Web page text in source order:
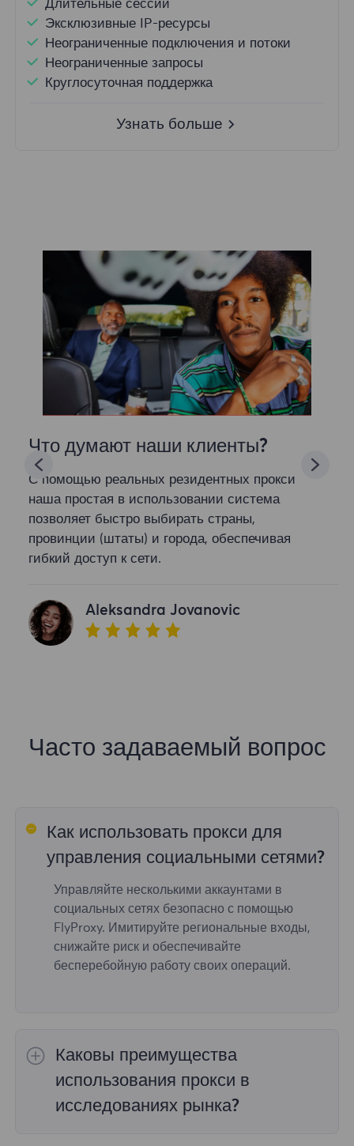
Длительные сессии
Эксклюзивные IP-ресурсы
Неограниченные подключения и потоки
Неограниченные запросы
Круглосуточная поддержка
Узнать больше
Что думают наши клиенты?
С помощью реальных резидентных прокси
наша простая в использовании система
позволяет быстро выбирать страны,
провинции (штаты) и города, обеспечивая
гибкий доступ к сети.
Aleksandra Jovanovic
Часто задаваемый вопрос
Как использовать прокси для
управления социальными сетями?
Управляйте несколькими аккаунтами в
социальных сетях безопасно с помощью
FlyProxy. Имитируйте региональные входы,
снижайте риск и обеспечивайте
бесперебойную работу своих операций.
Каковы преимущества
использования прокси в
исследованиях рынка?